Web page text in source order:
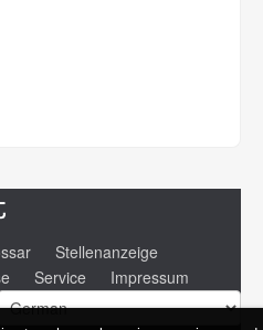
Stellenanzeige
Service Impressum